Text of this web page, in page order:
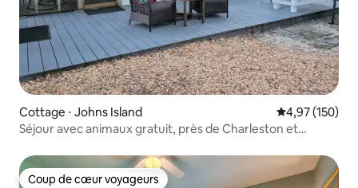
Cottage ⋅ Johns Island Évaluation
4,97 (150)
Séjour avec animaux gratuit, près de Charleston et
Coup de cœur voyageurs